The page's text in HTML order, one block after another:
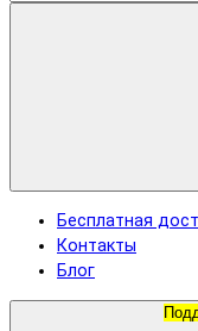
Бесплатная
Контакты
Блог